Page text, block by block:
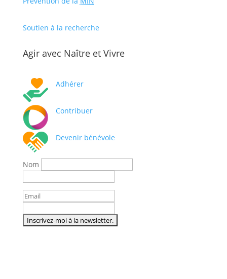
Soutien à la recherche
Agir avec Naître et Vivre
Adhérer
Contribuer
Devenir bénévole
Nom